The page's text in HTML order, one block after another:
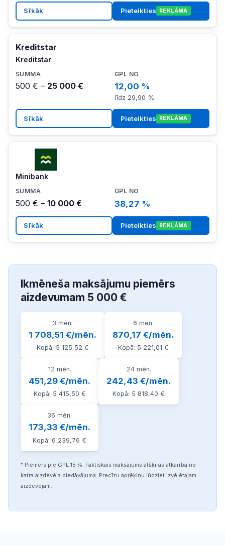
Sīkāk Pieteikties REKLĀMA
Kreditstar
Kreditstar
500 € – 25 000 € 12,00 %
līdz 29,90 %
Sīkāk Pieteikties REKLĀMA
Minibank
500 € – 10 000 € 38,27 %
Sīkāk Pieteikties REKLĀMA
Ikmēneša maksājumu piemērs
aizdevumam 5 000 €
3 mēn.
1 708,51 €/mēn.
Kopā: 5 125,52 €
6 mēn.
870,17 €/mēn.
Kopā: 5 221,01 €
12 mēn.
451,29 €/mēn.
Kopā: 5 415,50 €
24 mēn.
242,43 €/mēn.
Kopā: 5 818,40 €
36 mēn.
173,33 €/mēn.
Kopā: 6 239,76 €
* Piemērs pie GPL 15 %. Faktiskais maksājums atšķiras atkarībā no
katra aizdevēja piedāvājuma. Precīzu aprēķinu lūdziet izvēlētajam
aizdevējam.